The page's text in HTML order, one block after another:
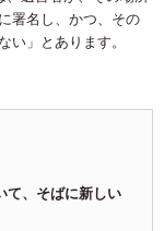
署名し、かつ、その
い」とあります。
て、そばに新しい